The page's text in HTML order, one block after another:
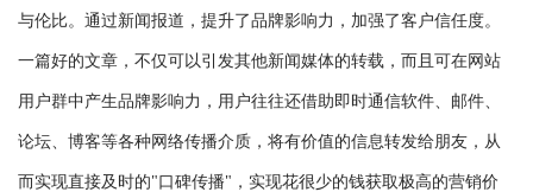
与伦比。通过新闻报道，提升了品牌影响力，加强了客户信任度。
一篇好的文章，不仅可以引发其他新闻媒体的转载，而且可在网站
用户群中产生品牌影响力，用户往往还借助即时通信软件、邮件、
论坛、博客等各种网络传播介质，将有价值的信息转发给朋友，从
而实现直接及时的"口碑传播"，实现花很少的钱获取极高的营销价